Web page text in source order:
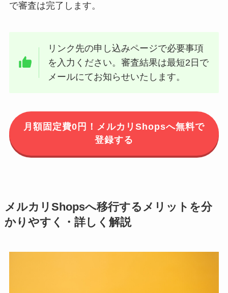
で審査は完了します。
リンク先の申し込みページで必要事項
を入力ください。審査結果は最短2日で
メールにてお知らせいたします。
月額固定費0円！メルカリShopsへ無料で
登録する
メルカリShopsへ移行するメリットを分
かりやすく・詳しく解説